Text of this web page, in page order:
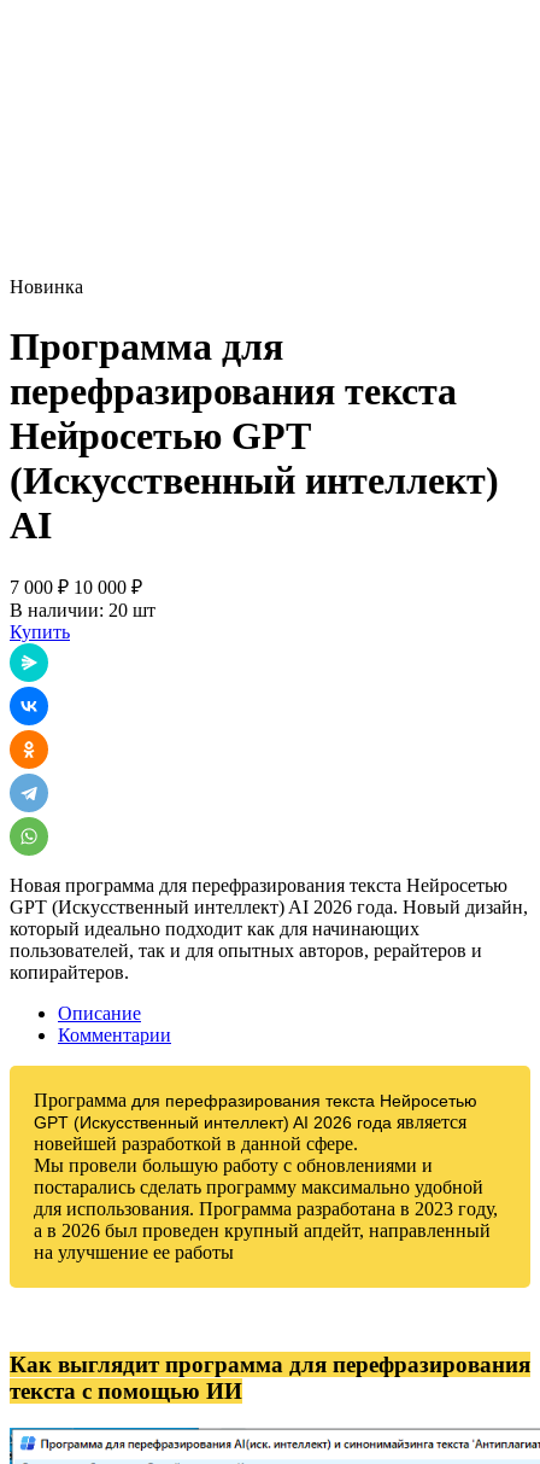
Новинка
Программа для
перефразирования текста
Нейросетью GPT
(Искусственный интеллект)
AI
7 000 ₽ 10 000 ₽
В наличии: 20 шт
Купить
Новая программа для перефразирования текста Нейросетью
GPT (Искусственный интеллект) AI 2026 года. Новый дизайн,
который идеально подходит как для начинающих
пользователей, так и для опытных авторов, рерайтеров и
копирайтеров.
Описание
Комментарии
Программа для перефразирования текста Нейросетью
GPT (Искусственный интеллект) AI 2026 года является
новейшей разработкой в данной сфере.
Мы провели большую работу с обновлениями и
постарались сделать программу максимально удобной
для использования. Программа разработана в 2023 году,
а в 2026 был проведен крупный апдейт, направленный
на улучшение ее работы
Как выглядит программа для перефразирования
текста с помощью ИИ